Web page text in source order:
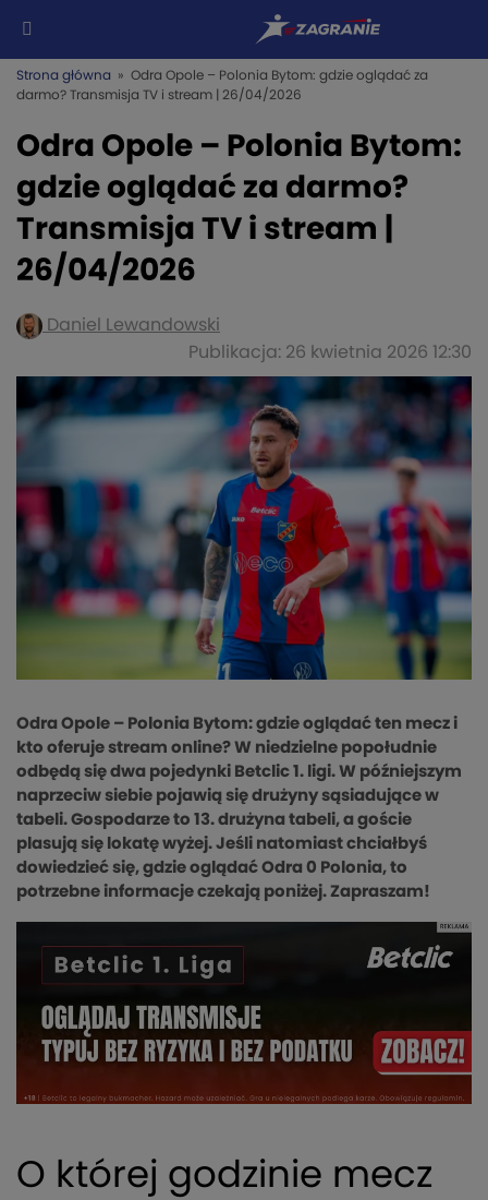
Strona główna » Odra Opole – Polonia Bytom: gdzie oglądać za
darmo? Transmisja TV i stream | 26/04/2026
Odra Opole – Polonia Bytom:
gdzie oglądać za darmo?
Transmisja TV i stream |
26/04/2026
Daniel Lewandowski
Publikacja: 26 kwietnia 2026 12:30
Odra Opole – Polonia Bytom: gdzie oglądać ten mecz i
kto oferuje stream online? W niedzielne popołudnie
odbędą się dwa pojedynki Betclic 1. ligi. W późniejszym
naprzeciw siebie pojawią się drużyny sąsiadujące w
tabeli. Gospodarze to 13. drużyna tabeli, a goście
plasują się lokatę wyżej. Jeśli natomiast chciałbyś
dowiedzieć się, gdzie oglądać Odra 0 Polonia, to
potrzebne informacje czekają poniżej. Zapraszam!
O której godzinie mecz